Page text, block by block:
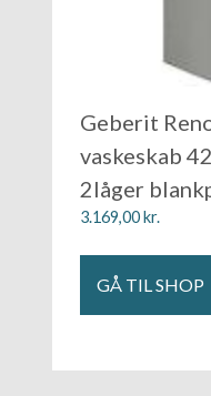
Geberit
vaskeskab
2låger
3.169,00kr.
GÅ TIL SHOP